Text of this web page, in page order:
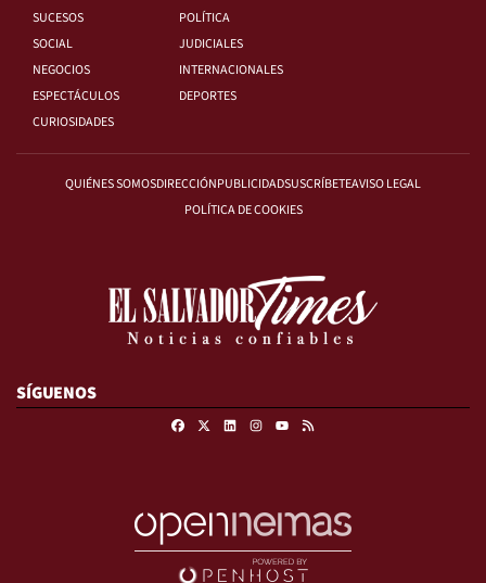
SUCESOS
POLÍTICA
SOCIAL
JUDICIALES
NEGOCIOS
INTERNACIONALES
ESPECTÁCULOS
DEPORTES
CURIOSIDADES
QUIÉNES SOMOSDIRECCIÓNPUBLICIDADSUSCRÍBETEAVISO LEGAL
POLÍTICA DE COOKIES
SÍGUENOS
FacebookLinkedinInstagram